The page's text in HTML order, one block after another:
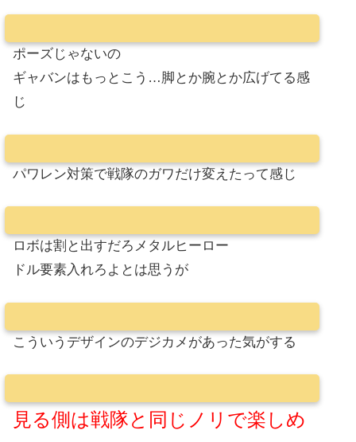
ポーズじゃないの
ギャバンはもっとこう…脚とか腕とか広げてる感
じ
パワレン対策で戦隊のガワだけ変えたって感じ
ロボは割と出すだろメタルヒーロー
ドル要素入れろよとは思うが
こういうデザインのデジカメがあった気がする
見る側は戦隊と同じノリで楽しめ